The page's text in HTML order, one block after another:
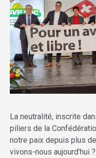
La neutralité, inscrite
piliers de la
notre paix depuis plus
vivons-nous aujourd’hui